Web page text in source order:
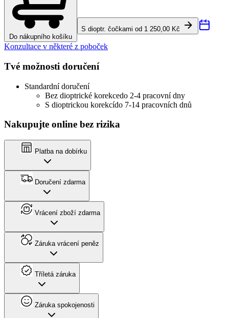
Do nákupního košíku
S dioptr. čočkami od 1 250,00 Kč
Konzultace v některé z poboček
Tvé možnosti doručení
Standardní doručení
Bez dioptrické korekcedo 2-4 pracovní dny
S dioptrickou korekcído 7-14 pracovních dnů
Nakupujte online bez rizika
Platba na dobírku
Doručení zdarma
Vrácení zboží zdarma
Záruka vrácení peněz
Tříletá záruka
Záruka spokojenosti